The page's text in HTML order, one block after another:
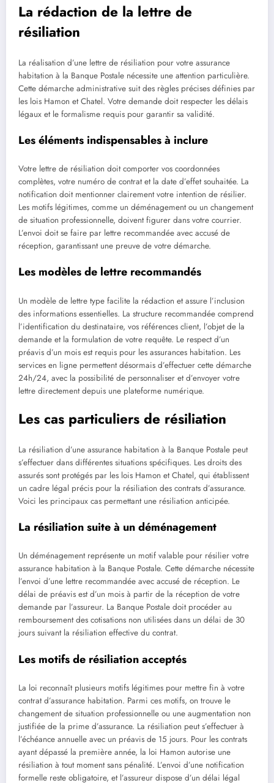
La rédaction de la lettre de
résiliation
La réalisation d’une lettre de résiliation pour votre assurance
habitation à la Banque Postale nécessite une attention particulière.
Cette démarche administrative suit des règles précises définies par
les lois Hamon et Chatel. Votre demande doit respecter les délais
légaux et le formalisme requis pour garantir sa validité.
Les éléments indispensables à inclure
Votre lettre de résiliation doit comporter vos coordonnées
complètes, votre numéro de contrat et la date d’effet souhaitée. La
notification doit mentionner clairement votre intention de résilier.
Les motifs légitimes, comme un déménagement ou un changement
de situation professionnelle, doivent figurer dans votre courrier.
L’envoi doit se faire par lettre recommandée avec accusé de
réception, garantissant une preuve de votre démarche.
Les modèles de lettre recommandés
Un modèle de lettre type facilite la rédaction et assure l’inclusion
des informations essentielles. La structure recommandée comprend
l’identification du destinataire, vos références client, l’objet de la
demande et la formulation de votre requête. Le respect d’un
préavis d’un mois est requis pour les assurances habitation. Les
services en ligne permettent désormais d’effectuer cette démarche
24h/24, avec la possibilité de personnaliser et d’envoyer votre
lettre directement depuis une plateforme numérique.
Les cas particuliers de résiliation
La résiliation d’une assurance habitation à la Banque Postale peut
s’effectuer dans différentes situations spécifiques. Les droits des
assurés sont protégés par les lois Hamon et Chatel, qui établissent
un cadre légal précis pour la résiliation des contrats d’assurance.
Voici les principaux cas permettant une résiliation anticipée.
La résiliation suite à un déménagement
Un déménagement représente un motif valable pour résilier votre
assurance habitation à la Banque Postale. Cette démarche nécessite
l’envoi d’une lettre recommandée avec accusé de réception. Le
délai de préavis est d’un mois à partir de la réception de votre
demande par l’assureur. La Banque Postale doit procéder au
remboursement des cotisations non utilisées dans un délai de 30
jours suivant la résiliation effective du contrat.
Les motifs de résiliation acceptés
La loi reconnaît plusieurs motifs légitimes pour mettre fin à votre
contrat d’assurance habitation. Parmi ces motifs, on trouve le
changement de situation professionnelle ou une augmentation non
justifiée de la prime d’assurance. La résiliation peut s’effectuer à
l’échéance annuelle avec un préavis de 15 jours. Pour les contrats
ayant dépassé la première année, la loi Hamon autorise une
résiliation à tout moment sans pénalité. L’envoi d’une notification
formelle reste obligatoire, et l’assureur dispose d’un délai légal